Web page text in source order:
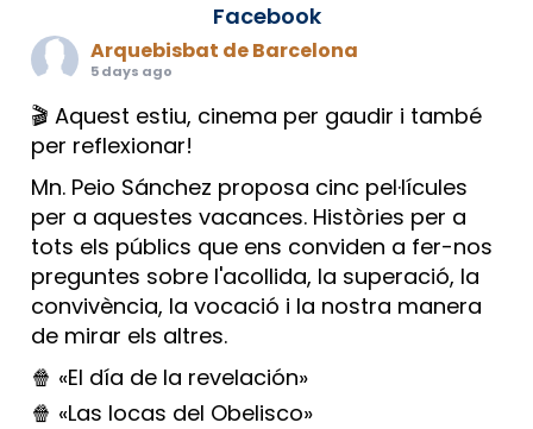
Facebook
Arquebisbat de Barcelona
5 days ago
🎬 Aquest estiu, cinema per gaudir i també
per reflexionar!
Mn. Peio Sánchez proposa cinc pel·lícules
per a aquestes vacances. Històries per a
tots els públics que ens conviden a fer-nos
preguntes sobre l'acollida, la superació, la
convivència, la vocació i la nostra manera
de mirar els altres.
🍿 «El día de la revelación»
🍿 «Las locas del Obelisco»